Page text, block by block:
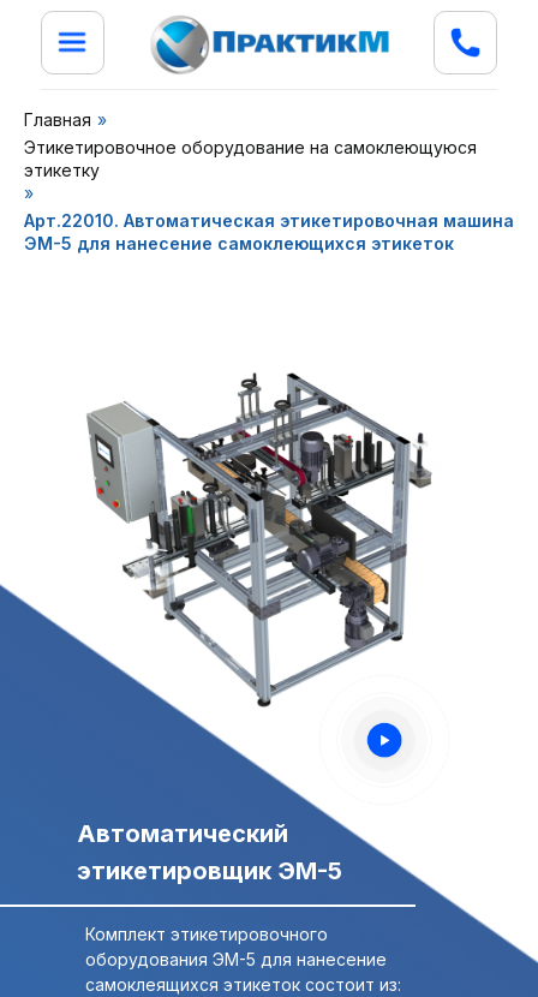
Российский производитель
zakaz@praktikm.ru
+7 (495) 677-97-37
Задать вопрос в
ПОЛУЧИТЬ
КОНСУЛЬТАЦИЮ
Свяжитесь с нами,
мы сейчас онлайн:
Свяжитесь с нами,
мы сейчас онлайн:
Главная »
Этикетировочное оборудование на самоклеющуюся
этикетку
»
Арт.22010. Автоматическая этикетировочная машина
ЭМ-5 для нанесение самоклеющихся этикеток
Комплект этикетировочного
оборудования ЭМ-5 для нанесение
самоклеящихся этикеток состоит из:
Автоматический
этикетировщик ЭМ-5